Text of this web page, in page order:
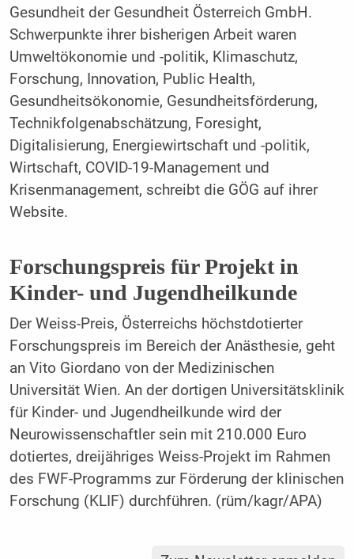
Gesundheit der Gesundheit Österreich GmbH.
Schwerpunkte ihrer bisherigen Arbeit waren
Umweltökonomie und -politik, Klimaschutz,
Forschung, Innovation, Public Health,
Gesundheitsökonomie, Gesundheitsförderung,
Technikfolgenabschätzung, Foresight,
Digitalisierung, Energiewirtschaft und -politik,
Wirtschaft, COVID-19-Management und
Krisenmanagement, schreibt die GÖG auf ihrer
Website.
Forschungspreis für Projekt in
Kinder- und Jugendheilkunde
Der Weiss-Preis, Österreichs höchstdotierter
Forschungspreis im Bereich der Anästhesie, geht
an Vito Giordano von der Medizinischen
Universität Wien. An der dortigen Universitätsklinik
für Kinder- und Jugendheilkunde wird der
Neurowissenschaftler sein mit 210.000 Euro
dotiertes, dreijähriges Weiss-Projekt im Rahmen
des FWF-Programms zur Förderung der klinischen
Forschung (KLIF) durchführen. (rüm/kagr/APA)